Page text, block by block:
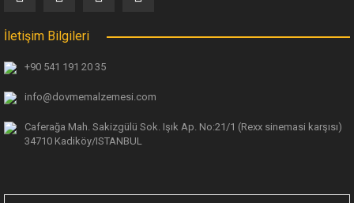
İletişim Bilgileri
+90 541 191 20 35
info@dovmemalzemesi.com
Caferağa Mah. Sakizgülü Sok. Işık Ap. No:21/1 (Rexx sinemasi karşısı)
34710 Kadiköy/ISTANBUL